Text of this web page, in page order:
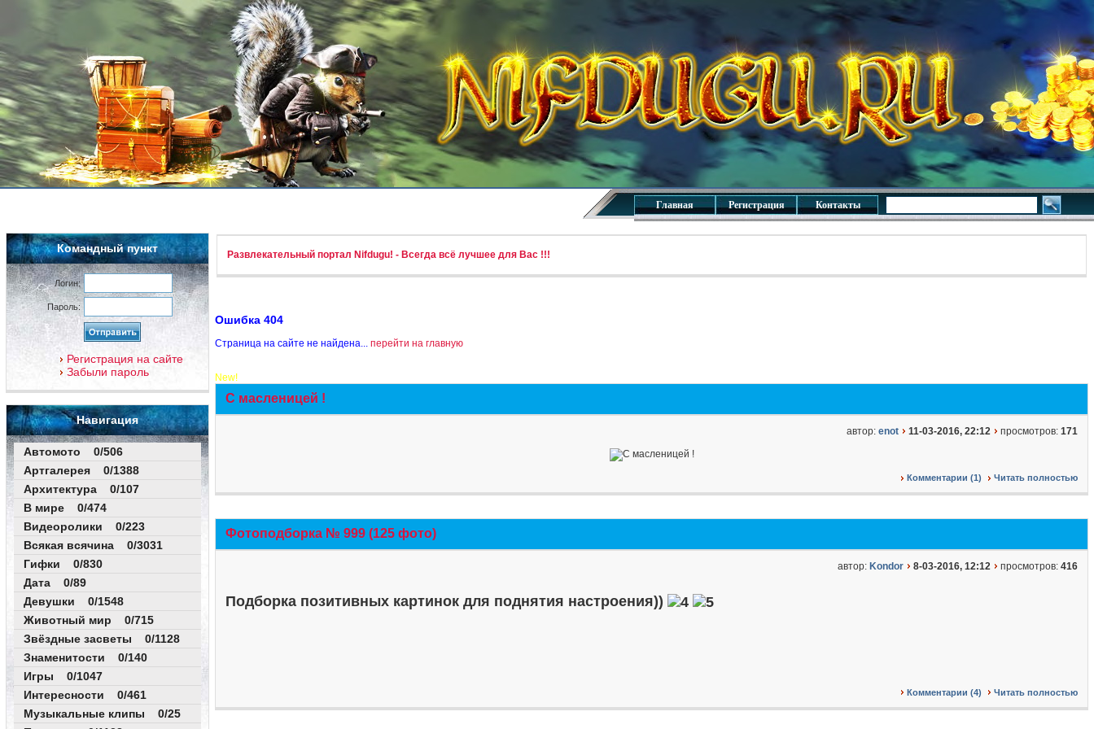
Главная Регистрация Контакты
Командный пункт
Логин:
Пароль:
Регистрация на сайте
Забыли пароль
Навигация
Автомото 0/506
Артгалерея 0/1388
Архитектура 0/107
В мире 0/474
Видеоролики 0/223
Всякая всячина 0/3031
Гифки 0/830
Дата 0/89
Девушки 0/1548
Животный мир 0/715
Звёздные засветы 0/1128
Знаменитости 0/140
Игры 0/1047
Интересности 0/461
Музыкальные клипы 0/25
Развлекательный портал Nifdugu! - Всегда всё лучшее для Вас !!!
Ошибка 404
Страница на сайте не найдена... перейти на главную
New!
С масленицей !
автор: enot 11-03-2016, 22:12 просмотров: 171
Комментарии (1) Читать полностью
Фотоподборка № 999 (125 фото)
автор: Kondor 8-03-2016, 12:12 просмотров: 416
Подборка позитивных картинок для поднятия настроения))
Комментарии (4) Читать полностью